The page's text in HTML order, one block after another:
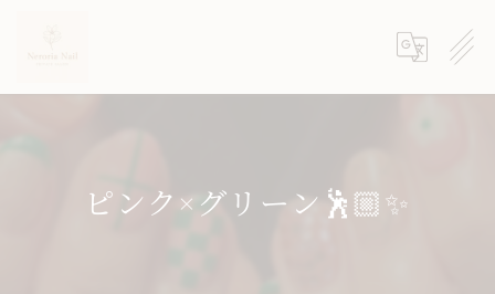
ピンク×グリーン🕺🏼✨